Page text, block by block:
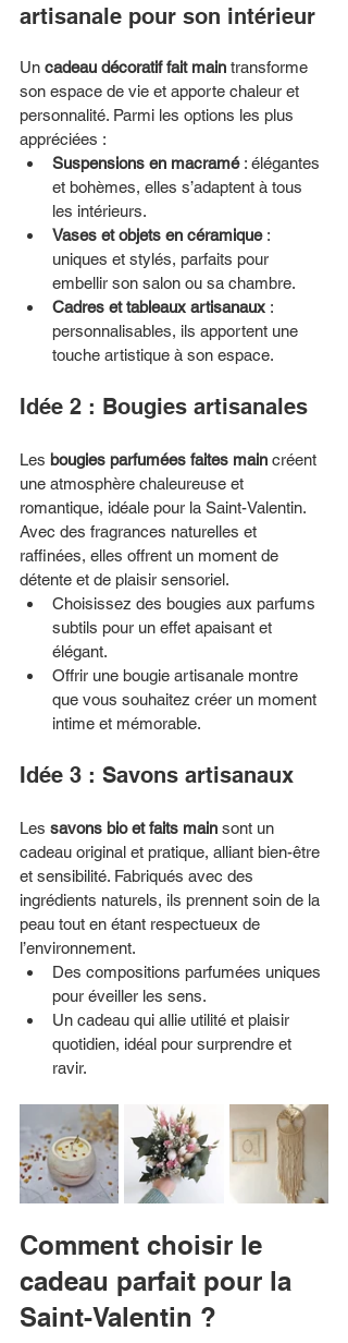
artisanale pour son intérieur
Un cadeau décoratif fait main transforme
son espace de vie et apporte chaleur et
personnalité. Parmi les options les plus
appréciées :
Suspensions en macramé : élégantes
et bohèmes, elles s’adaptent à tous
les intérieurs.
Vases et objets en céramique :
uniques et stylés, parfaits pour
embellir son salon ou sa chambre.
Cadres et tableaux artisanaux :
personnalisables, ils apportent une
touche artistique à son espace.
Idée 2 : Bougies artisanales
Les bougies parfumées faites main créent
une atmosphère chaleureuse et
romantique, idéale pour la Saint-Valentin.
Avec des fragrances naturelles et
raffinées, elles offrent un moment de
détente et de plaisir sensoriel.
Choisissez des bougies aux parfums
subtils pour un effet apaisant et
élégant.
Offrir une bougie artisanale montre
que vous souhaitez créer un moment
intime et mémorable.
Idée 3 : Savons artisanaux
Les savons bio et faits main sont un
cadeau original et pratique, alliant bien-être
et sensibilité. Fabriqués avec des
ingrédients naturels, ils prennent soin de la
peau tout en étant respectueux de
l’environnement.
Des compositions parfumées uniques
pour éveiller les sens.
Un cadeau qui allie utilité et plaisir
quotidien, idéal pour surprendre et
ravir.
Comment choisir le
cadeau parfait pour la
Saint-Valentin ?